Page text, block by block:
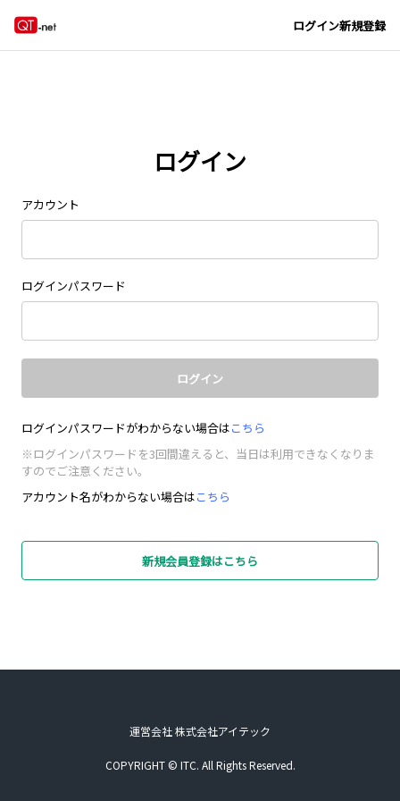
ログイン新規登録
ログイン
アカウント
ログインパスワード
ログイン
ログインパスワードがわからない場合はこちら
※ログインパスワードを3回間違えると、当日は利用できなくなりま
すのでご注意ください。
アカウント名がわからない場合はこちら
新規会員登録はこちら
運営会社 株式会社アイテック
COPYRIGHT © ITC. All Rights Reserved.